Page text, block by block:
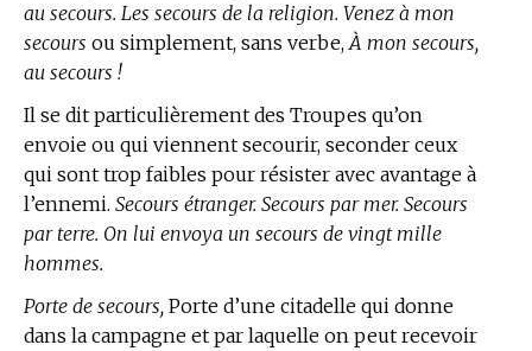
au secours. Les secours de la religion. Venez à mon
secours ou simplement, sans verbe,À mon secours,
au secours !
Il se dit particulièrement des Troupes qu’on
envoie ou qui viennent secourir, seconder ceux
qui sont trop faibles pour résister avec avantage à
l’ennemi. Secours étranger. Secours par mer. Secours
par terre. On lui envoya un secours de vingt mille
hommes.
Porte de secours, Porte d’une citadelle qui donne
dans la campagne et par laquelle on peut recevoir